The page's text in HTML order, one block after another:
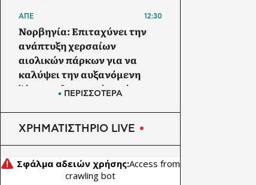
ΑΠΕ 12:30
Νορβηγία: Επιταχύνει την
ανάπτυξη χερσαίων
αιολικών πάρκων για να
καλύψει την αυξανόμενη
ζήτηση ηλεκτρικής ενέργειας
ΕΜΠΟΡΕΥΜΑΤΑ 12:00
Μαύρη Θάλασσα: Η εμπορική
ΕΠΙΧΕΙΡΗΣΕΙΣ
ΠΕΡΙΣΣΟΤΕΡΑ
ΧΡΗΜΑΤΙΣΤΗΡΙΟ LIVE